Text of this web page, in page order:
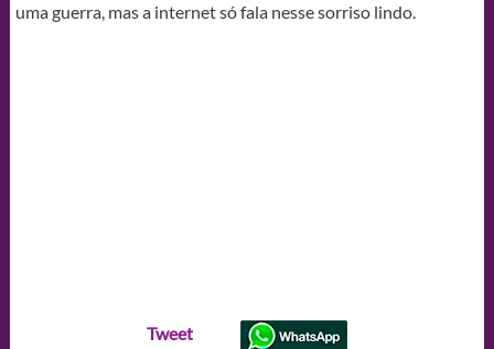
uma guerra, mas a internet só fala nesse sorriso lindo.
Tweet